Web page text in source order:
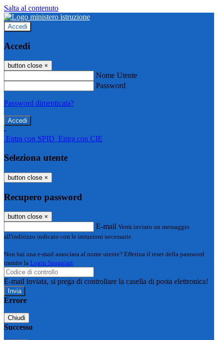
Salta al contenuto
Accedi
Accedi
button close ×
Nome Utente
Password
Password dimenticata?
-
Entra con SPID Entra con CIE
Seleziona utente
button close ×
Recupero password
button close ×
E-mail Verrà inviato un messaggio
all'indirizzo indicato con le istruzioni necessarie.
Non hai una e-mail associata al nome utente? Effettua il reset della password
tramite la Login Spaggiari
E-mail inviata, si prega di controllare la casella di posta elettronica!
Errore
Chiudi
Successo